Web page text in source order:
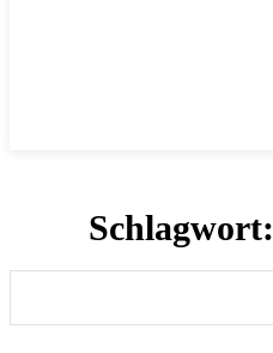
Schlagwort: